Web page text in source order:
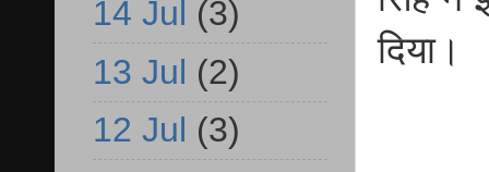
दिया।
14 Jul (3)
13 Jul (2)
12 Jul (3)